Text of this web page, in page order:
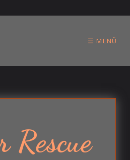
☰ MENÜ
Rescue